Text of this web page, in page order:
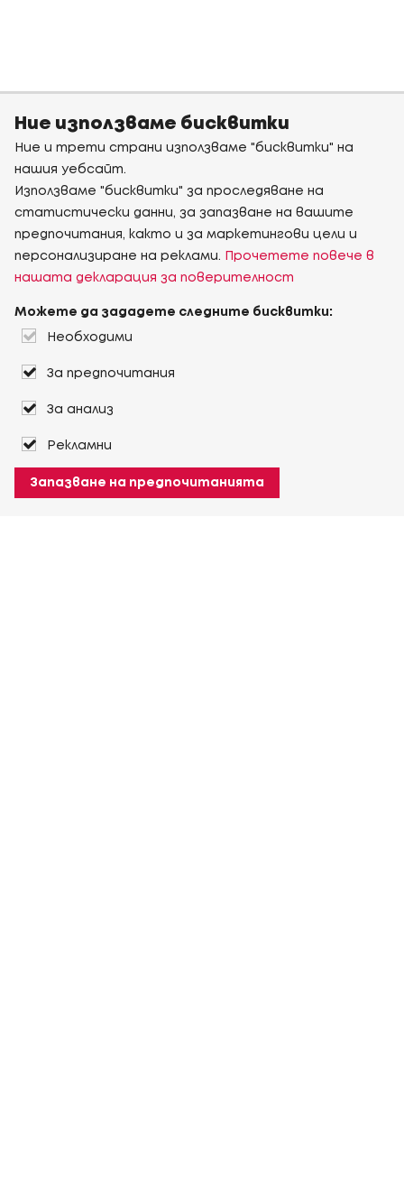
Ние използваме бисквитки
Ние и трети страни използваме "бисквитки" на
нашия уебсайт.
Използваме "бисквитки" за проследяване на
статистически данни, за запазване на вашите
предпочитания, както и за маркетингови цели и
персонализиране на реклами.
Прочетете повече в
нашата декларация за поверителност
Можете да зададете следните бисквитки:
Необходими
За предпочитания
За анализ
Рекламни
Запазване на предпочитанията